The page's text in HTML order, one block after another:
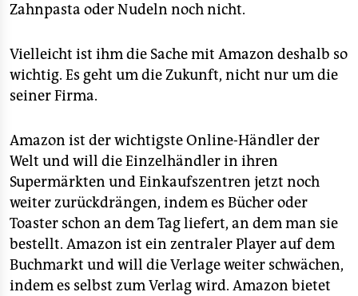
Zahnpasta oder Nudeln noch nicht.
Vielleicht ist ihm die Sache mit Amazon deshalb so
wichtig. Es geht um die Zukunft, nicht nur um die
seiner Firma.
Amazon ist der wichtigste Online-Händler der
Welt und will die Einzelhändler in ihren
Supermärkten und Einkaufszentren jetzt noch
weiter zurückdrängen, indem es Bücher oder
Toaster schon an dem Tag liefert, an dem man sie
bestellt. Amazon ist ein zentraler Player auf dem
Buchmarkt und will die Verlage weiter schwächen,
indem es selbst zum Verlag wird. Amazon bietet